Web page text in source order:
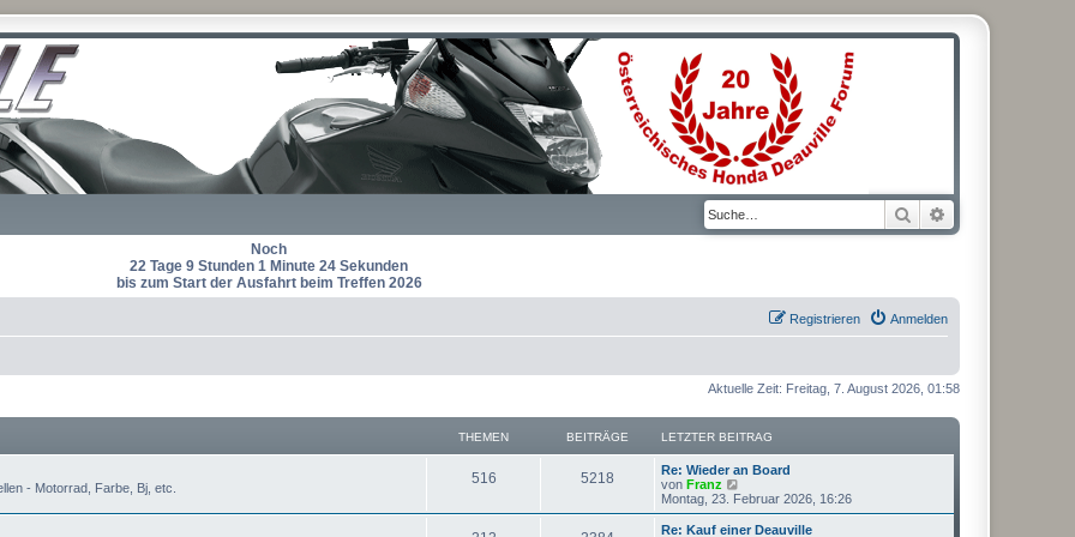
Suche
Noch
22 Tage 9 Stunden 1 Minute 23 Sekunden
bis zum Start der Ausfahrt beim Treffen 2026
Anmelden
Registrieren
Aktuelle Zeit: Freitag, 7. August 2026, 01:58
THEMEN BEITRÄGE LETZTER BEITRAG
- Motorrad, Farbe, Bj, etc.
516T
5218
L
e
t
z
t
Re: Wieder an Board
von Franz
e
u
e
Montag, 23. Februar 2026, 16:26
L
Re: Kauf einer Deauville